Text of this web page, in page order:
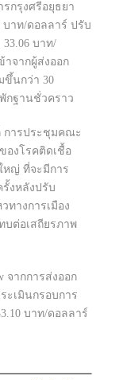
กรุงศรีอยุธยา
บาท/ดอลลาร์ ปรับ
บาท/
าจากผู้ส่งออก
ขึ้นกว่า 30
กฐานชั่วคราว
การประชุมคณะ
องโรคติดเชื้อ
หญ่ ที่จะมีการ
รั้งหลังปรับ
ทางการเมือง
บต่อเสถียรภาพ
จากการส่งออก
ะเมินกรอบการ
บาท/ดอลลาร์